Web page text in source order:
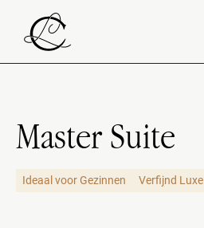
Master Suite
Ideaal voor Gezinnen Verfijnd Luxe